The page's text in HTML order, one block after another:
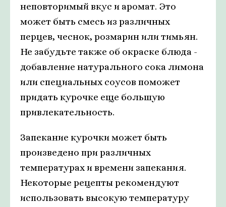
неповторимый вкус и аромат. Это
может быть смесь из различных
перцев, чеснок, розмарин или тимьян.
Не забудьте также об окраске блюда -
добавление натурального сока лимона
или специальных соусов поможет
придать курочке еще большую
привлекательность.
Запекание курочки может быть
произведено при различных
температурах и времени запекания.
Некоторые рецепты рекомендуют
использовать высокую температуру